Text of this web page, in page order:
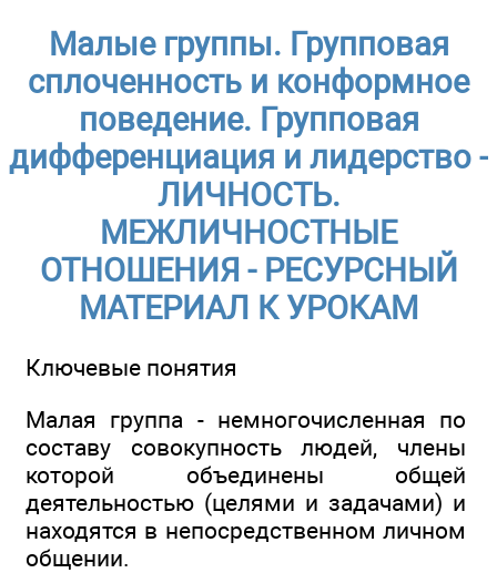
Малые группы. Групповая
сплоченность и конформное
поведение. Групповая
дифференциация и лидерство -
ЛИЧНОСТЬ.
МЕЖЛИЧНОСТНЫЕ
ОТНОШЕНИЯ - РЕСУРСНЫЙ
МАТЕРИАЛ К УРОКАМ
Ключевые понятия
Малая группа - немногочисленная по
составу совокупность людей, члены
которой объединены общей
деятельностью (целями и задачами) и
находятся в непосредственном личном
общении.